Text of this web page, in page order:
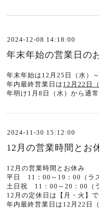
2024-12-08 14:18:00
年末年始の営業日の
年末年始は12月25日（水）
年内最終営業日は 12月22日
年明け1月8日（水）から通
2024-11-30 15:12:00
12月の営業時間とお
12月の営業時間とお休み
平日 11：00～19：00（ラ
土日祝 11：00～20：00（
12月の定休日は【月・火】で
年内最終営業日は12月22日（